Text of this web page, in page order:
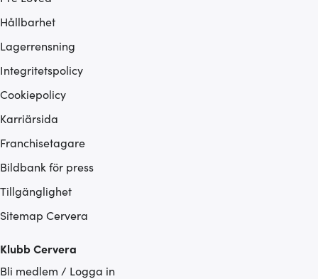
Hållbarhet
Lagerrensning
Integritetspolicy
Cookiepolicy
Karriärsida
Franchisetagare
Bildbank för press
Tillgänglighet
Sitemap Cervera
Klubb Cervera
Bli medlem / Logga in